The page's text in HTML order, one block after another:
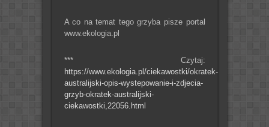
A co na temat tego grzyba pisze portal
www.ekologia.pl
*** Czytaj:
https://www.ekologia.pl/ciekawostki/okratek-
australijski-opis-wystepowanie-i-zdjecia-
grzyb-okratek-australijski-
ciekawostki,22056.html